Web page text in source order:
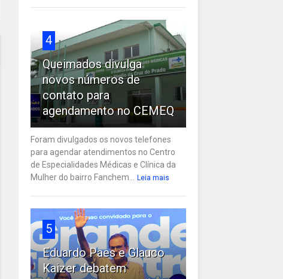
4
Queimados divulga
novos números de
contato para
agendamento no CEMEQ
Foram divulgados os novos telefones
para agendar atendimentos no Centro
de Especialidades Médicas e Clínica da
Mulher do bairro Fanchem...
Leia mais
5
Eduardo Paes e Glauco
Kaizer debatem